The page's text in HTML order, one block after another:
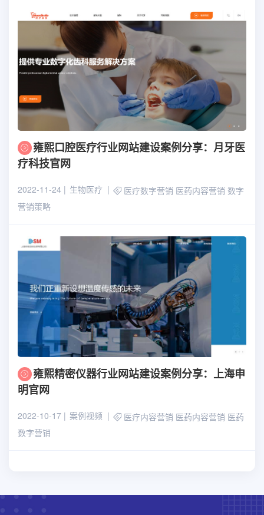
雍熙口腔医疗行业网站建设案例分享：月牙医
疗科技官网
2022-11-24 生物医疗 医疗数字营销 医药内容营销 数字
营销策略
雍熙精密仪器行业网站建设案例分享：上海申
明官网
2022-10-17 案例视频 医疗内容营销 医药内容营销 医药
数字营销